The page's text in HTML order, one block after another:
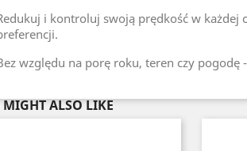
i kontroluj swoją prędkość w każdej
względu na porę roku, teren czy
ALSO LIKE